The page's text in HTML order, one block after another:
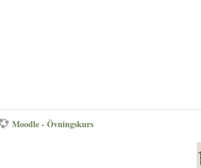
Moodle - Övningskurs